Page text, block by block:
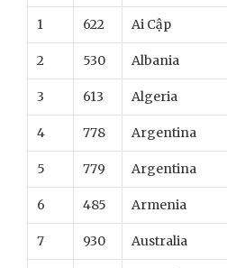
1 622 Ai Cập
2 530 Albania
3 613 Algeria
4 778 Argentina
5 779 Argentina
6 485 Armenia
7 930 Australia